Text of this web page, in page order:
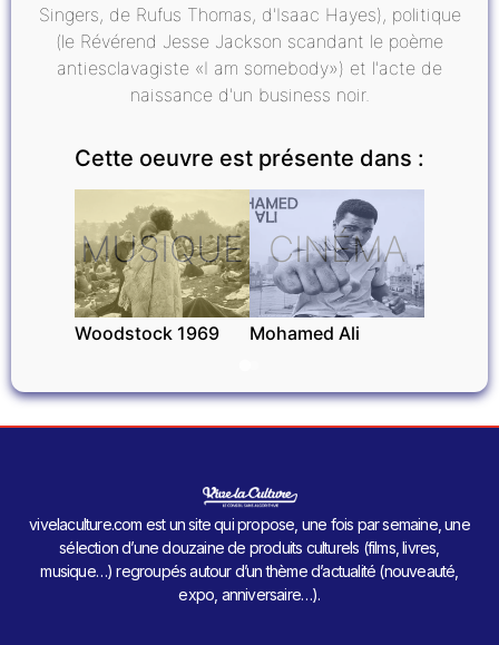
Singers, de Rufus Thomas, d'Isaac Hayes), politique
(le Révérend Jesse Jackson scandant le poème
antiesclavagiste «I am somebody») et l'acte de
naissance d'un business noir.
Cette oeuvre est présente dans :
MUSIQUE
Woodstock 1969
CINÉMA
Mohamed Ali
vivelaculture.com est un site qui propose, une fois par semaine, une
sélection d’une douzaine de produits culturels (films, livres,
musique…) regroupés autour d’un thème d’actualité (nouveauté,
expo, anniversaire…).